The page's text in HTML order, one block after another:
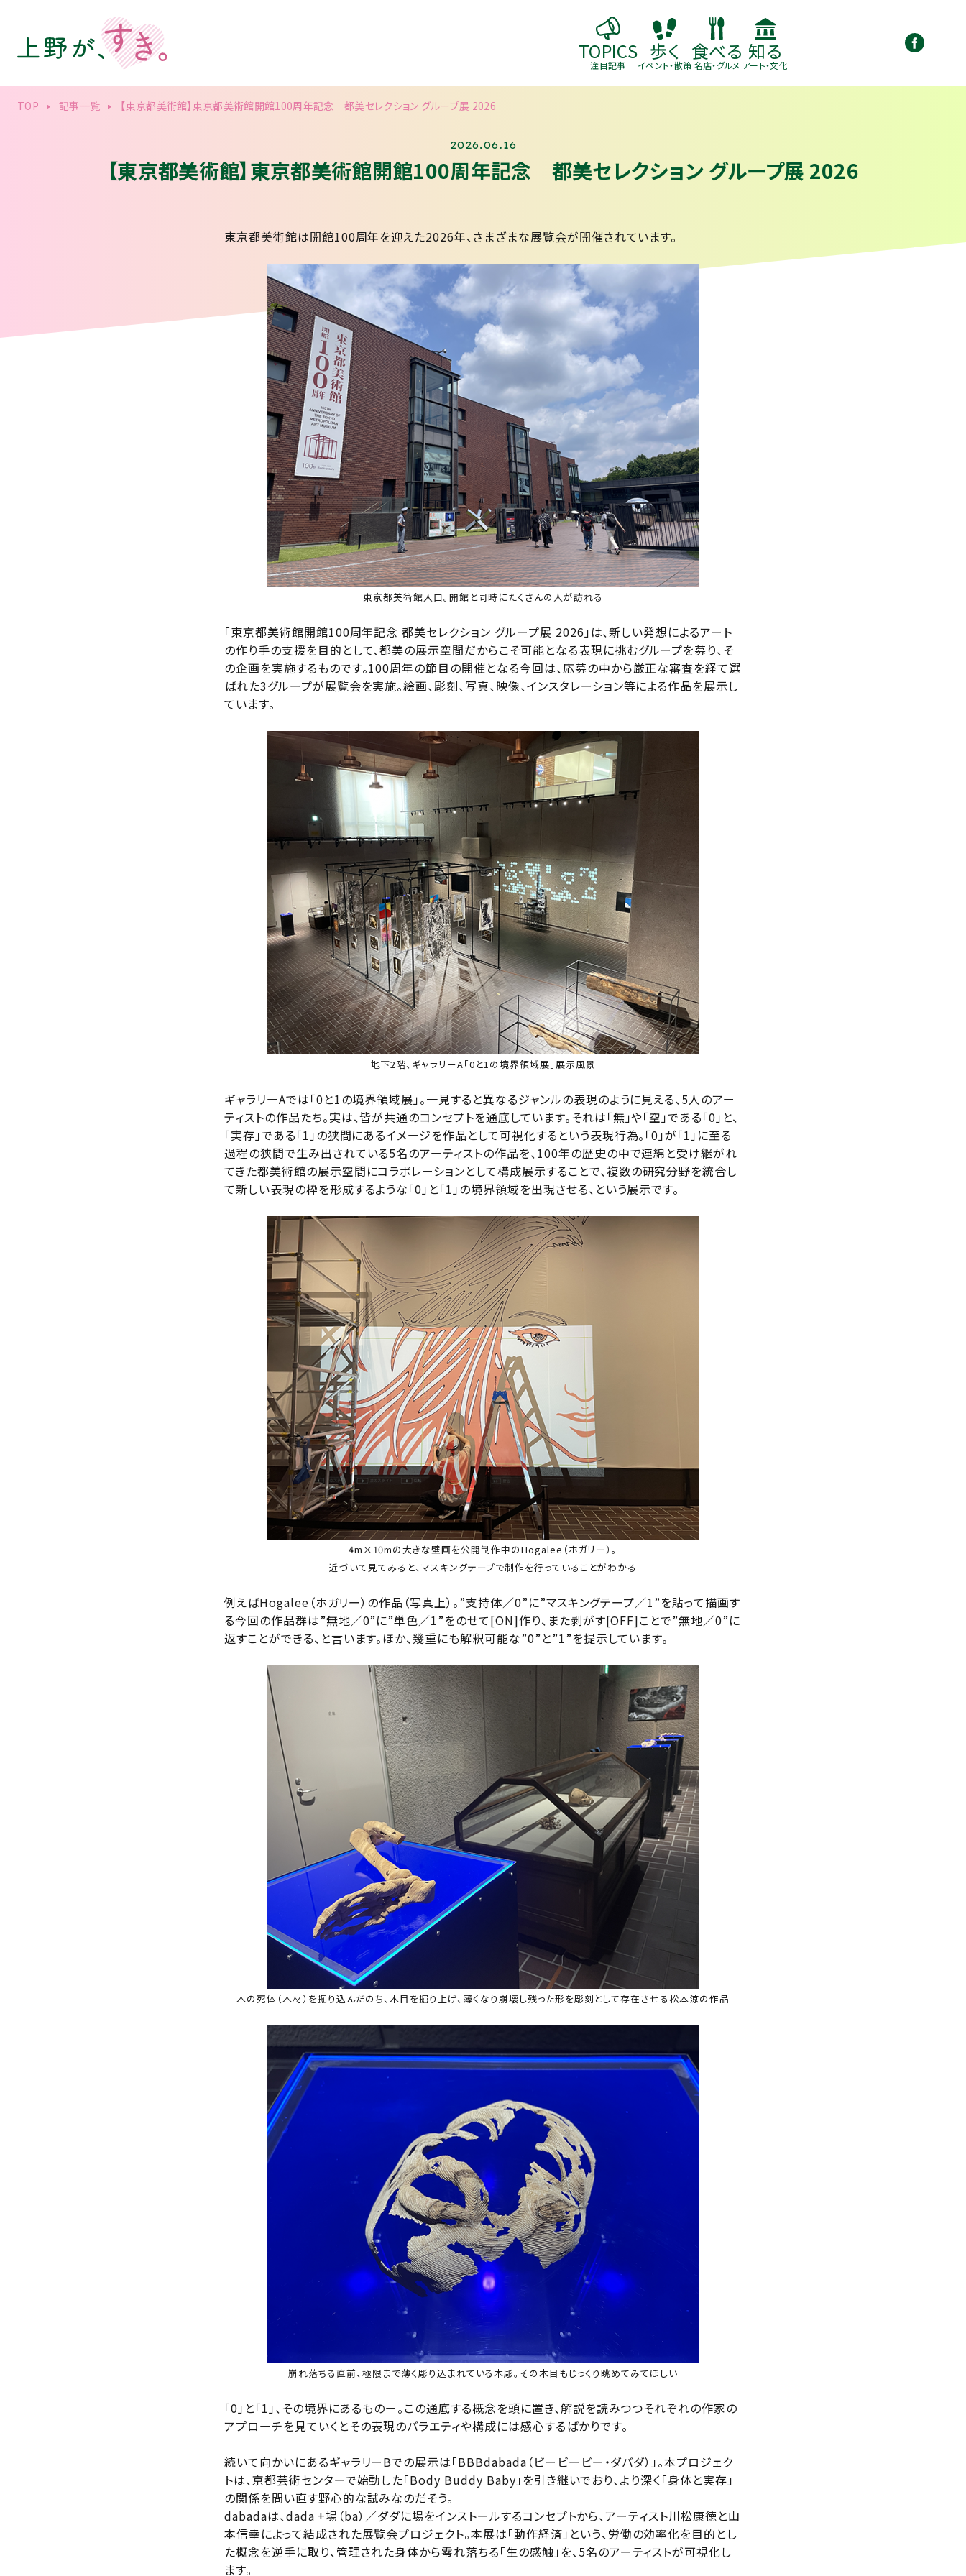
TOPICS
注目記事
歩く
イベント・散策
食べる
名店・グルメ
知る
アート・文化
TOP 記事一覧 【東京都美術館】東京都美術館開館100周年記念 都美セレクション グループ展 2026
2026.06.16
【東京都美術館】東京都美術館開館100周年記念 都美セレクション グループ展 2026
東京都美術館は開館100周年を迎えた2026年、さまざまな展覧会が開催されています。
東京都美術館入口。開館と同時にたくさんの人が訪れる
「東京都美術館開館100周年記念 都美セレクション グループ展 2026」は、新しい発想によるアート
の作り手の支援を目的として、都美の展示空間だからこそ可能となる表現に挑むグループを募り、そ
の企画を実施するものです。100周年の節目の開催となる今回は、応募の中から厳正な審査を経て選
ばれた3グループが展覧会を実施。絵画、彫刻、写真、映像、インスタレーション等による作品を展示し
ています。
地下2階、ギャラリーA「0と1の境界領域展」展示風景
ギャラリーAでは「0と1の境界領域展」。一見すると異なるジャンルの表現のように見える、5人のアー
ティストの作品たち。実は、皆が共通のコンセプトを通底しています。それは「無」や「空」である「0」と、
「実存」である「1」の狭間にあるイメージを作品として可視化するという表現行為。「0」が「1」に至る
過程の狭間で生み出されている5名のアーティストの作品を、100年の歴史の中で連綿と受け継がれ
てきた都美術館の展示空間にコラボレーションとして構成展示することで、複数の研究分野を統合し
て新しい表現の枠を形成するような「0」と「1」の境界領域を出現させる、という展示です。
4m×10mの大きな壁画を公開制作中のHogalee（ホガリー）。
近づいて見てみると、マスキングテープで制作を行っていることがわかる
例えばHogalee（ホガリー）の作品（写真上）。”支持体／0”に”マスキングテープ／1”を貼って描画す
る今回の作品群は”無地／0”に”単色／1”をのせて[ON]作り、また剥がす[OFF]ことで”無地／0”に
返すことができる、と言います。ほか、幾重にも解釈可能な”0”と”1”を提示しています。
木の死体（木材）を掘り込んだのち、木目を掘り上げ、薄くなり崩壊し残った形を彫刻として存在させる松本涼の作品
崩れ落ちる直前、極限まで薄く彫り込まれている木彫。その木目もじっくり眺めてみてほしい
「0」と「1」、その境界にあるものー。この通底する概念を頭に置き、解説を読みつつそれぞれの作家の
アプローチを見ていくとその表現のバラエティや構成には感心するばかりです。
続いて向かいにあるギャラリーBでの展示は「BBBdabada（ビービービー・ダバダ）」。本プロジェク
トは、京都芸術センターで始動した「Body Buddy Baby」を引き継いでおり、より深く「身体と実存」
の関係を問い直す野心的な試みなのだそう。
dabadaは、dada +場（ba）／ダダに場をインストールするコンセプトから、アーティスト川松康徳と山
本信幸によって結成された展覧会プロジェクト。本展は「動作経済」という、労働の効率化を目的とし
た概念を逆手に取り、管理された身体から零れ落ちる「生の感触」を、5名のアーティストが可視化し
ます。